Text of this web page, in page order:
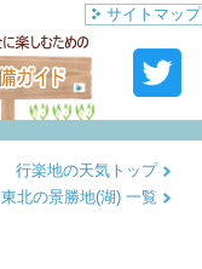
サイトマップ
行楽地の天気トップ
東北の景勝地(湖) 一覧